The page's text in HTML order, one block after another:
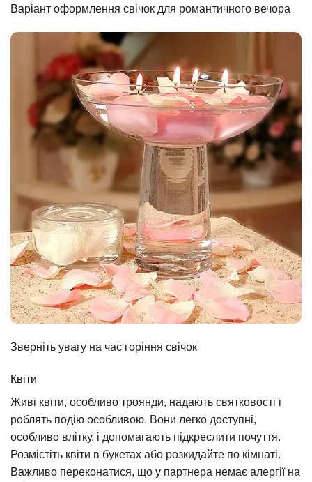
Варіант оформлення свічок для романтичного вечора
Зверніть увагу на час горіння свічок
Квіти
Живі квіти, особливо троянди, надають святковості і
роблять подію особливою. Вони легко доступні,
особливо влітку, і допомагають підкреслити почуття.
Розмістіть квіти в букетах або розкидайте по кімнаті.
Важливо переконатися, що у партнера немає алергії на